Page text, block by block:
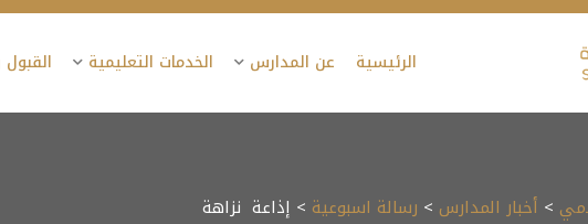
الرئيسية عن المدارس الخدمات التعليمية
> أخبار المدارس > رسالة اسبوعية > إذاعة نزاهة